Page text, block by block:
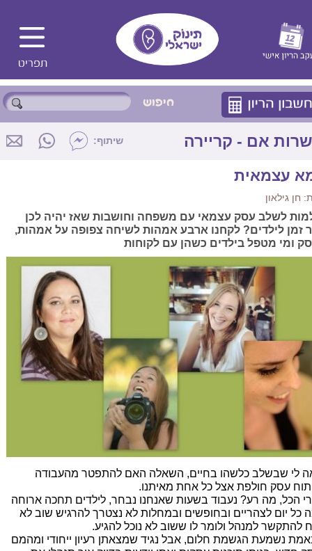
אם - קריירה שיתוף:
עצמאית
חן גילאון
לשלב עסק עצמאי עם משפחה וחושבות שאז יהיה לכן
זמן לילדים? לקחנו ארבע אמהות לשיחה צפופה על אמהות,
ומי מטפל בילדים כשהן עם לקוחות
לי שבשלב כלשהו בחיים, השאלה האם להתפטר מהעבודה
עסק חולפת אצל כל אחת מאיתנו.
הכל, מה רע? נעבוד בשעות שאנחנו נבחר, לילדים תחכה ארוחה
כל יום לצהריים ובחופשים ובמחלות לא נצטרך להרגיש שוב לא
להתקשר למנהל ולומר לו ששוב לא נוכל להגיע.
נשמעת הגשמת חלום, אבל נגיד שמצאתן רעיון ייחודי ומהמם